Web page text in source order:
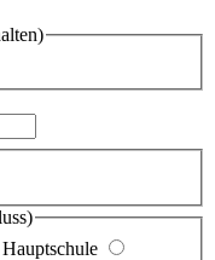
Hauptschule